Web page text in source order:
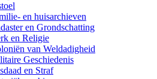
en huisarchieven
en Grondschatting
en Religie
van Weldadigheid
Geschiedenis
en Straf